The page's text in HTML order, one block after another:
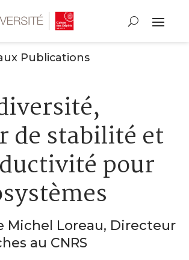
Publications
de stabilité et
pour
Michel Loreau, Directeur
au CNRS